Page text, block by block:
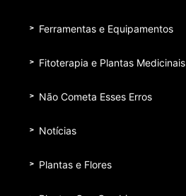
Ferramentas e Equipamentos
Fitoterapia e Plantas Medicinais
Não Cometa Esses Erros
Notícias
Plantas e Flores